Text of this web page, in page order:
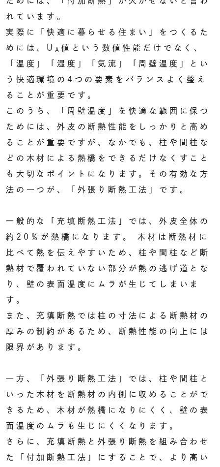
れています。
実際に「快適に暮らせる住まい」をつくるた
めには、U A 値という数値性能だけでなく、
「温度」「湿度」「気流」「周壁温度」とい
う快適環境の4つの要素をバランスよく整え
ることが重要です。
このうち、「周壁温度」を快適な範囲に保つ
ためには、外皮の断熱性能をしっかりと高め
ることが重要ですが、なかでも、柱や間柱な
どの木材による熱橋をできるだけなくすこと
も大切なポイントになります。その有効な方
法の一つが、「外張り断熱工法」です。
一般的な「充填断熱工法」では、外皮全体の
約20％が熱橋になります。 木材は断熱材に
比べて熱を伝えやすいため、柱や間柱など断
熱材で覆われていない部分が熱の逃げ道とな
り、壁の表面温度にムラが生じてしまいま
す。
また、充填断熱では柱の寸法による断熱材の
厚みの制約があるため、断熱性能の向上には
限界があります。
一方、「外張り断熱工法」では、柱や間柱と
いった木材を断熱材の内側に収めることがで
きるため、木材が熱橋になりにくく、壁の表
面温度のムラも生じにくくなります。
さらに、充填断熱と外張り断熱を組み合わせ
た「付加断熱工法」にすることで、より高い